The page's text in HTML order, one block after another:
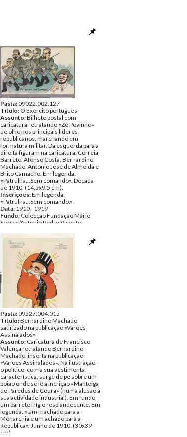
Pasta:09022.002.127
Título: O Exército português
Assunto:Bilhete postal com
caricatura retratando «Zé Povinho»
de olho nos principais líderes
republicanos, marchando em
formatura militar. Da esquerda para a
direita figuram na caricatura: Correia
Barreto, Afonso Costa, Bernardino
Machado, António José de Almeida e
Brito Camacho. Em legenda:
«Patrulha...Sem comando». Década
de 1910. (14,5x9,5 cm).
Inscrições:Em legenda:
«Patrulha...Sem comando.»
Data: 1910 - 1919
Fundo: Colecção Fundação Mário
Soares/António Pedro Vicente
Página(s):1
Pasta:09527.004.015
Título:Bernardino Machado
satirizado na publicação «Varões
Assinalados»
Assunto: Caricatura de Francisco
Valença retratando Bernardino
Machado, inserta na publicação
«Varões Assinalados». Na ilustração,
o político, com a sua vestimenta
característica, surge de pé sobre um
boião onde se lê a incrição «Manteiga
de Paredes de Coura» (numa alusão à
sua actividade industrial). Em fundo,
um barrete frígio resplandecente. Em
legenda: «Um machado para a
Monarchia e um achado para a
República». Junho de 1910. (30x39
cm).